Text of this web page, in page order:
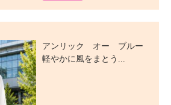
アンリック オー ブルー
軽やかに風をまとう...